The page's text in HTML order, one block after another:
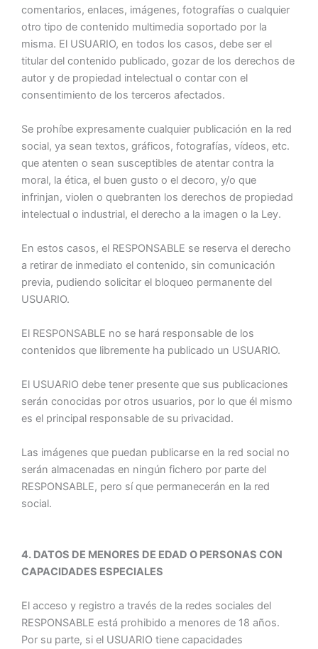
comentarios, enlaces, imágenes, fotografías o cualquier
otro tipo de contenido multimedia soportado por la
misma. El USUARIO, en todos los casos, debe ser el
titular del contenido publicado, gozar de los derechos de
autor y de propiedad intelectual o contar con el
consentimiento de los terceros afectados.
Se prohíbe expresamente cualquier publicación en la red
social, ya sean textos, gráficos, fotografías, vídeos, etc.
que atenten o sean susceptibles de atentar contra la
moral, la ética, el buen gusto o el decoro, y/o que
infrinjan, violen o quebranten los derechos de propiedad
intelectual o industrial, el derecho a la imagen o la Ley.
En estos casos, el RESPONSABLE se reserva el derecho
a retirar de inmediato el contenido, sin comunicación
previa, pudiendo solicitar el bloqueo permanente del
USUARIO.
El RESPONSABLE no se hará responsable de los
contenidos que libremente ha publicado un USUARIO.
El USUARIO debe tener presente que sus publicaciones
serán conocidas por otros usuarios, por lo que él mismo
es el principal responsable de su privacidad.
Las imágenes que puedan publicarse en la red social no
serán almacenadas en ningún fichero por parte del
RESPONSABLE, pero sí que permanecerán en la red
social.
4. DATOS DE MENORES DE EDAD O PERSONAS CON
CAPACIDADES ESPECIALES
El acceso y registro a través de la redes sociales del
RESPONSABLE está prohibido a menores de 18 años.
Por su parte, si el USUARIO tiene capacidades